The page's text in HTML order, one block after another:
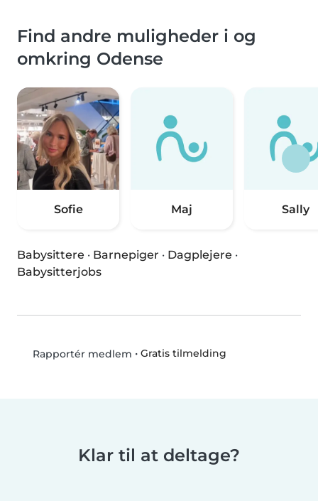
Find andre muligheder i og
omkring Odense
Sofie Maj Sally
Babysittere · Barnepiger · Dagplejere ·
Babysitterjobs
Rapportér medlem • Gratis tilmelding
Klar til at deltage?